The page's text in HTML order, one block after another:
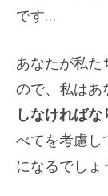
です…
あなたが私た
ので、私はあ
しなければ
べてを考慮し
になるでしょ